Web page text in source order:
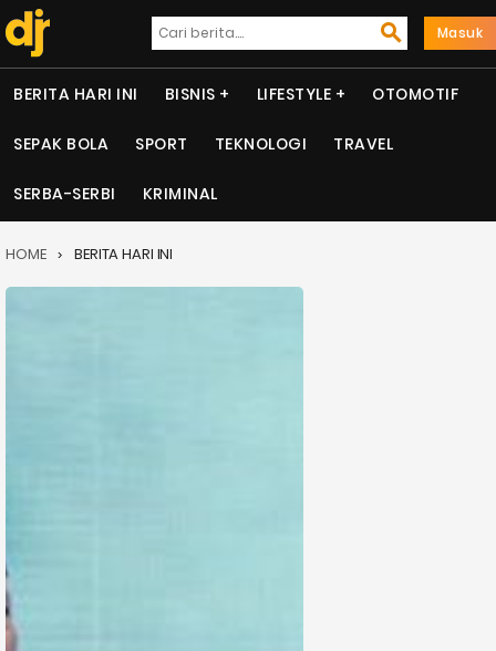
Masuk
BERITA HARI INI BISNIS LIFESTYLE OTOMOTIF
SEPAK BOLA SPORT TEKNOLOGI TRAVEL
SERBA-SERBI KRIMINAL
HOME BERITA HARI INI